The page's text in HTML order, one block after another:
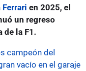
Ferrari en 2025, el
un regreso
de la F1.
campeón del
vacío en el garaje